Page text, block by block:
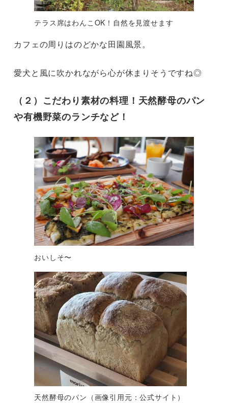
テラス席はわんこOK！自然を見渡せます
カフェの周りはのどかな田園風景。
愛犬と風に吹かれながら心が休まりそうですね◎
（２）こだわり素材の料理！天然酵母のパン
や有機野菜のランチなど！
おいしそ〜
天然酵母のパン（画像引用元：公式サイト）